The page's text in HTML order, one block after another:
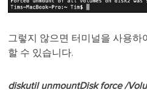
그렇지 않으면 터미널을 사용하
할 수 있습니다.
diskutil unmountDisk force /